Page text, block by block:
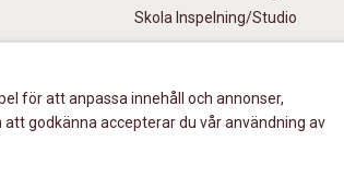
Skola Inspelning/Studio
för att anpassa innehåll och annonser,
godkänna accepterar du vår användning av